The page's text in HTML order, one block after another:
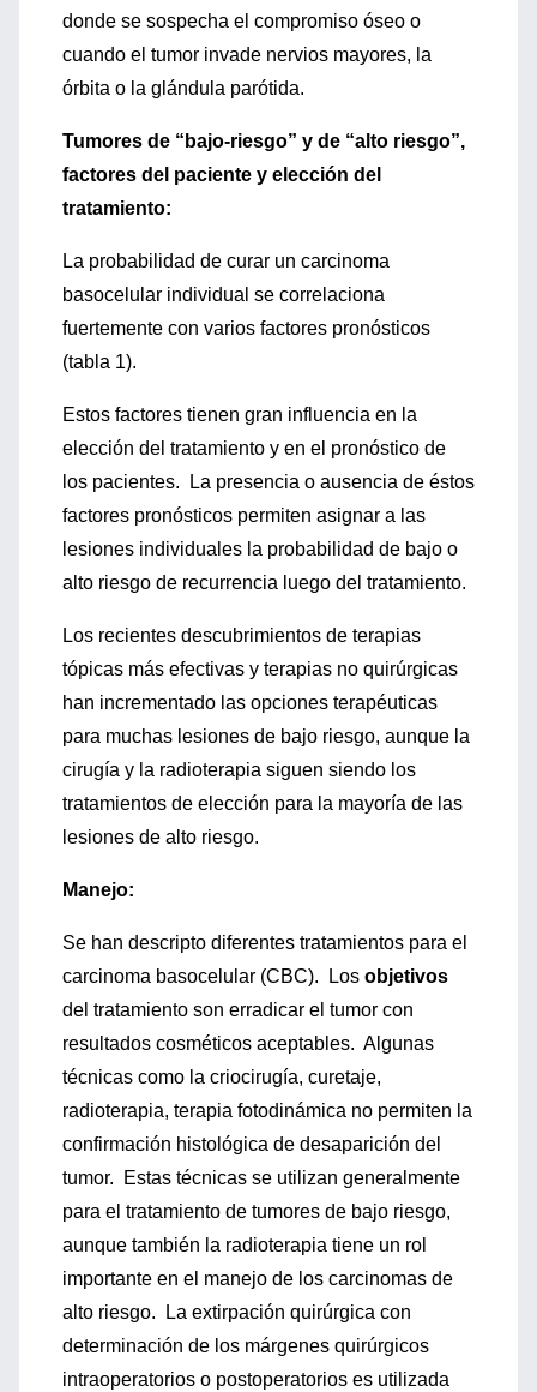
donde se sospecha el compromiso óseo o
cuando el tumor invade nervios mayores, la
órbita o la glándula parótida.
Tumores de “bajo-riesgo” y de “alto riesgo”,
factores del paciente y elección del
tratamiento:
La probabilidad de curar un carcinoma
basocelular individual se correlaciona
fuertemente con varios factores pronósticos
(tabla 1).
Estos factores tienen gran influencia en la
elección del tratamiento y en el pronóstico de
los pacientes. La presencia o ausencia de éstos
factores pronósticos permiten asignar a las
lesiones individuales la probabilidad de bajo o
alto riesgo de recurrencia luego del tratamiento.
Los recientes descubrimientos de terapias
tópicas más efectivas y terapias no quirúrgicas
han incrementado las opciones terapéuticas
para muchas lesiones de bajo riesgo, aunque la
cirugía y la radioterapia siguen siendo los
tratamientos de elección para la mayoría de las
lesiones de alto riesgo.
Manejo:
Se han descripto diferentes tratamientos para el
carcinoma basocelular (CBC). Los objetivos
del tratamiento son erradicar el tumor con
resultados cosméticos aceptables. Algunas
técnicas como la criocirugía, curetaje,
radioterapia, terapia fotodinámica no permiten la
confirmación histológica de desaparición del
tumor. Estas técnicas se utilizan generalmente
para el tratamiento de tumores de bajo riesgo,
aunque también la radioterapia tiene un rol
importante en el manejo de los carcinomas de
alto riesgo. La extirpación quirúrgica con
determinación de los márgenes quirúrgicos
intraoperatorios o postoperatorios es utilizada